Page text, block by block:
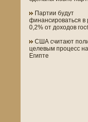
Партии будут
финансироваться в
0,2% от доходов
США считают
целевым процесс
Египте